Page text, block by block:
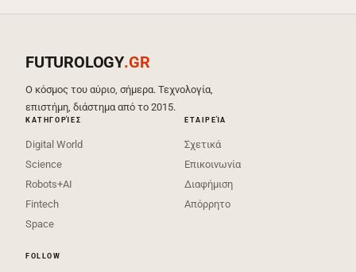
FUTUROLOGY.GR
Ο κόσμος του αύριο, σήμερα. Τεχνολογία,
επιστήμη, διάστημα από το 2015.
ΚΑΤΗΓΟΡΊΕΣ
Digital World
Science
Robots+AI
Fintech
Space
ΕΤΑΙΡΕΊΑ
Σχετικά
Επικοινωνία
Διαφήμιση
Απόρρητο
FOLLOW